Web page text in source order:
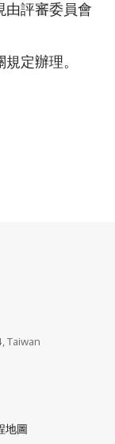
由評審委員會
定辦理。
Taiwan
地圖